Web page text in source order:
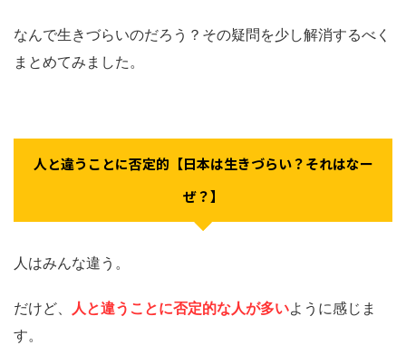
なんで生きづらいのだろう？その疑問を少し解消するべく
まとめてみました。
人と違うことに否定的【日本は生きづらい？それはなー
ぜ？】
人はみんな違う。
だけど、 人と違うことに否定的な人が多いように感じま
す。